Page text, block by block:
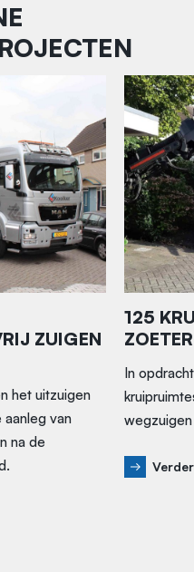
ZUIGEN
het uitzuigen
van
na de
125
In